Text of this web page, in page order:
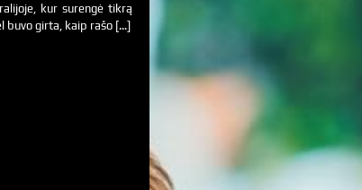
kur surengė tikrą
buvo girta, kaip rašo […]